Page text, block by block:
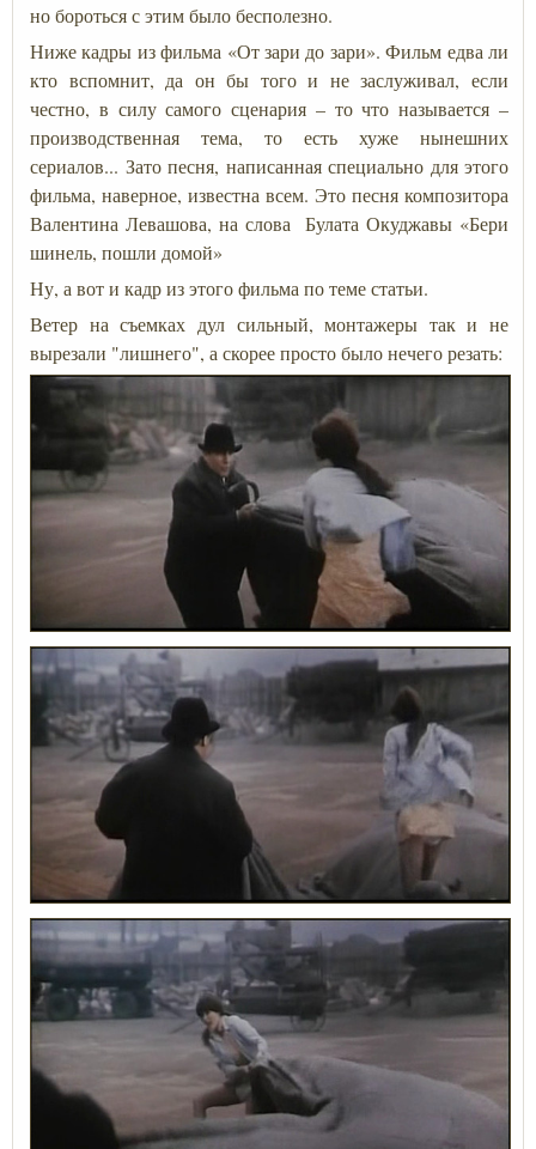
но бороться с этим было бесполезно.
Ниже кадры из фильма «От зари до зари». Фильм едва ли
кто вспомнит, да он бы того и не заслуживал, если
честно, в силу самого сценария – то что называется –
производственная тема, то есть хуже нынешних
сериалов... Зато песня, написанная специально для этого
фильма, наверное, известна всем. Это песня композитора
Валентина Левашова, на слова Булата Окуджавы «Бери
шинель, пошли домой»
Ну, а вот и кадр из этого фильма по теме статьи.
Ветер на съемках дул сильный, монтажеры так и не
вырезали "лишнего", а скорее просто было нечего резать: